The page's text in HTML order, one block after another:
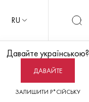
RU
Давайте українською?
ДАВАЙТЕ
ЗАЛИШИТИ Р*СІЙСЬКУ